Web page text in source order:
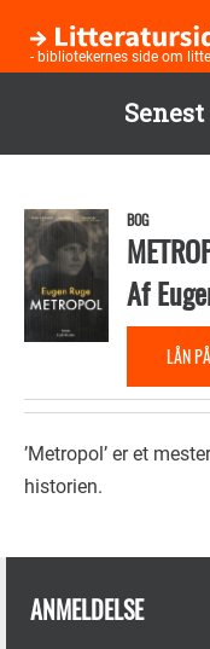
hovedindhold
- bibliotekernes side om
BOG
Af
LÅN
’Metropol’ er et
historien.
ANMELDELSE